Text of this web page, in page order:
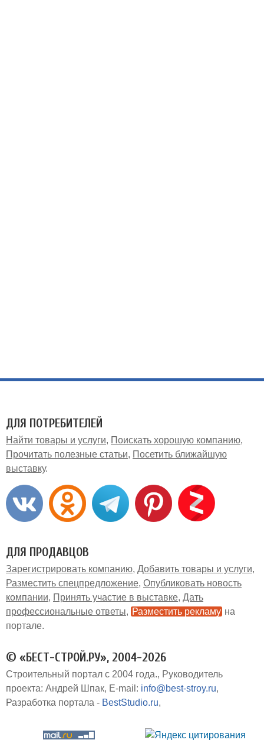
ДЛЯ ПОТРЕБИТЕЛЕЙ
Найти товары и услуги
Поискать хорошую компанию
Прочитать полезные статьи
Посетить ближайшую
выставку
ДЛЯ ПРОДАВЦОВ
Зарегистрировать компанию Добавить товары и услуги
Разместить спецпредложение Опубликовать новость
компании
Принять участие в выставке Дать
профессиональные ответы
Разместить рекламу на
портале
© «БЕСТ-СТРОЙ.РУ», 2004-2026
Строительный портал с 2004 года.
Руководитель
проекта: Андрей Шпак E-mail: info@best-stroy.ru
Разработка портала - BestStudio.ru